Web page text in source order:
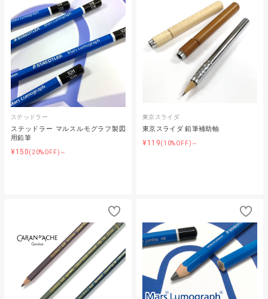
ステッドラー
ステッドラー マルスルモグラフ製図
用鉛筆
¥150(20%OFF)～
東京スライダ
東京スライダ 鉛筆補助軸
¥119(10%OFF)～